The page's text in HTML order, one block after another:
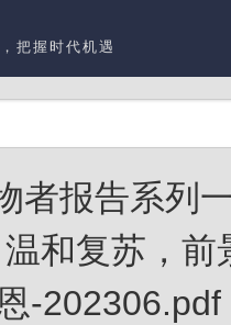
把握时代机遇
者报告系
和复苏，前
-202306.pdf